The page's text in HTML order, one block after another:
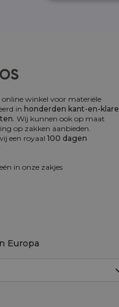
winkel voor materiële
in honderden kant-en-klare
Wij kunnen ook op maat
op zakken aanbieden.
een royaal 100 dagen
in onze zakjes
Europa